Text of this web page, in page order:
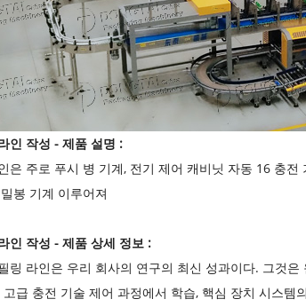
인 작성 - 제품 설명 :
은 주로 푸시 병 기계, 전기 제어 캐비닛 자동 16 충
봉 기계 이루어져
인 작성 - 제품 상세 정보 :
링 라인은 우리 회사의 연구의 최신 성과이다. 그것은
급 충전 기술 제어 과정에서 학습, 핵심 장치 시스